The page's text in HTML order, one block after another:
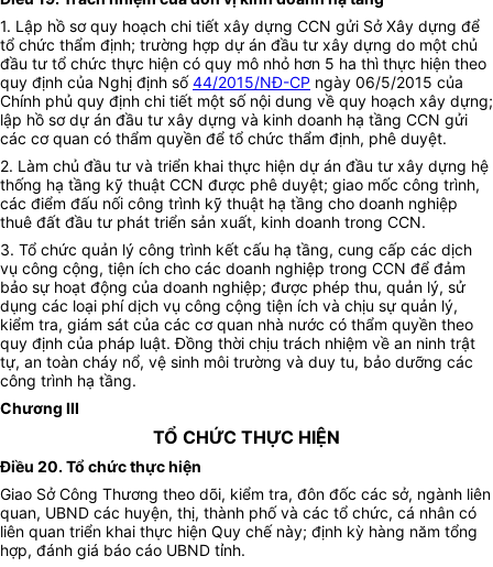
1. Lập hồ sơ quy hoạch chi tiết xây dựng CCN gửi Sở Xây dựng để
tổ chức thẩm định; trường hợp dự án đầu tư xây dựng do một chủ
đầu tư tổ chức thực hiện có quy mô nhỏ hơn 5 ha thì thực hiện theo
quy định của Nghị định số44/2015/NĐ-CP ngày 06/5/2015 của
Chính phủ quy định chi tiết một số nội dung về quy hoạch xây dựng;
lập hồ sơ dự án đầu tư xây dựng và kinh doanh hạ tầng CCN gửi
các cơ quan có thẩm quyền để tổ chức thẩm định, phê duyệt.
2. Làm chủ đầu tư và triển khai thực hiện dự án đầu tư xây dựng hệ
thống hạ tầng kỹ thuật CCN được phê duyệt; giao mốc công trình,
các điểm đấu nối công trình kỹ thuật hạ tầng cho doanh nghiệp
thuê đất đầu tư phát triển sản xuất, kinh doanh trong CCN.
3. Tổ chức quản lý công trình kết cấu hạ tầng, cung cấp các dịch
vụ công cộng, tiện ích cho các doanh nghiệp trong CCN để đảm
bảo sự hoạt động của doanh nghiệp; được phép thu, quản lý, sử
dụng các loại phí dịch vụ công cộng tiện ích và chịu sự quản lý,
kiểm tra, giám sát của các cơ quan nhà nước có thẩm quyền theo
quy định của pháp luật. Đồng thời chịu trách nhiệm về an ninh trật
tự, an toàn cháy nổ, vệ sinh môi trường và duy tu, bảo dưỡng các
công trình hạ tầng.
Chương III
TỔ CHỨC THỰC HIỆN
Điều 20. Tổ chức thực hiện
Giao Sở Công Thương theo dõi, kiểm tra, đôn đốc các sở, ngành liên
quan, UBND các huyện, thị, thành phố và các tổ chức, cá nhân có
liên quan triển khai thực hiện Quy chế này; định kỳ hàng năm tổng
hợp, đánh giá báo cáo UBND tỉnh.